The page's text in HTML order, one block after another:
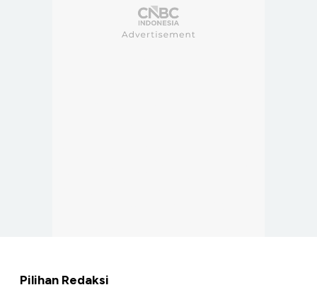
Pilihan Redaksi